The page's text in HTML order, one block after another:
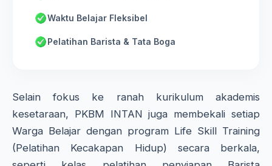
Waktu Belajar Fleksibel
Pelatihan Barista & Tata Boga
Selain fokus ke ranah kurikulum akademis
kesetaraan, PKBM INTAN juga membekali setiap
Warga Belajar dengan program Life Skill Training
(Pelatihan Kecakapan Hidup) secara berkala,